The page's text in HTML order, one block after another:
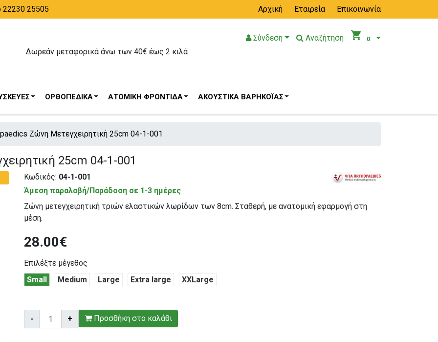
22230 25505 Αρχική Εταιρεία Επικοινωνία
Σύνδεση Αναζήτηση shopping_cart 0
Δωρεάν μεταφορικά άνω των 40€ έως 2 κιλά
ΟΡΘΟΠΕΔΙΚΆ ΑΤΟΜΙΚΉ ΦΡΟΝΤΊΔΑ ΑΚΟΥΣΤΙΚΆ ΒΑΡΗΚΟΪ́ΑΣ
Ζώνη Μετεγχειρητική 25cm 04-1-001
25cm 04-1-001
Κωδικός: 04-1-001
Άμεση παραλαβή/Παράδοση σε 1-3 ημέρες
Ζώνη μετεγχειρητική τριών ελαστικών λωρίδων των 8cm. Σταθερή, με ανατομική εφαρμογή στη
μέση.
28.00€
Επιλέξτε μέγεθος
Small
Medium Large Extra large XXLarge
Τεμάχια:
- + Προσθήκη στο καλάθι